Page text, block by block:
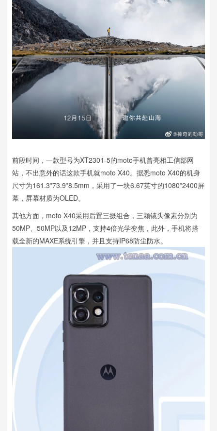
前段时间，一款型号为XT2301-5的moto手机曾亮相工信部网
站，不出意外的话这款手机就moto X40。据悉moto X40的机身
尺寸为161.3*73.9*8.5mm，采用了一块6.67英寸的1080*2400屏
幕，屏幕材质为OLED。
其他方面，moto X40采用后置三摄组合，三颗镜头像素分别为
50MP、50MP以及12MP，支持4倍光学变焦，此外，手机将搭
载全新的MAXE系统引擎，并且支持IP68防尘防水。